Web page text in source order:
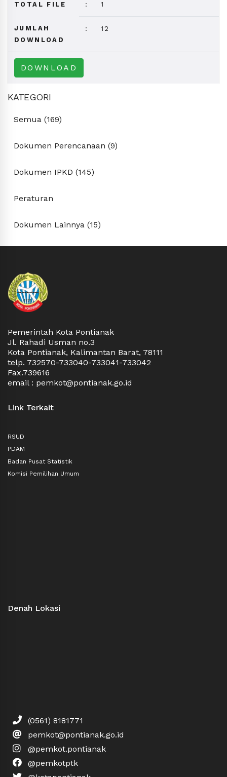
TOTAL FILE : 1
JUMLAH
DOWNLOAD
: 12
DOWNLOAD
KATEGORI
Semua (169)
Dokumen Perencanaan (9)
Dokumen IPKD (145)
Peraturan
Dokumen Lainnya (15)
Pemerintah Kota Pontianak
Jl. Rahadi Usman no.3
Kota Pontianak, Kalimantan Barat, 78111
telp. 732570-733040-733041-733042
Fax.739616
email : pemkot@pontianak.go.id
Link Terkait
RSUD
PDAM
Badan Pusat Statistik
Komisi Pemilihan Umum
Denah Lokasi
(0561) 8181771
pemkot@pontianak.go.id
@pemkot.pontianak
@pemkotptk